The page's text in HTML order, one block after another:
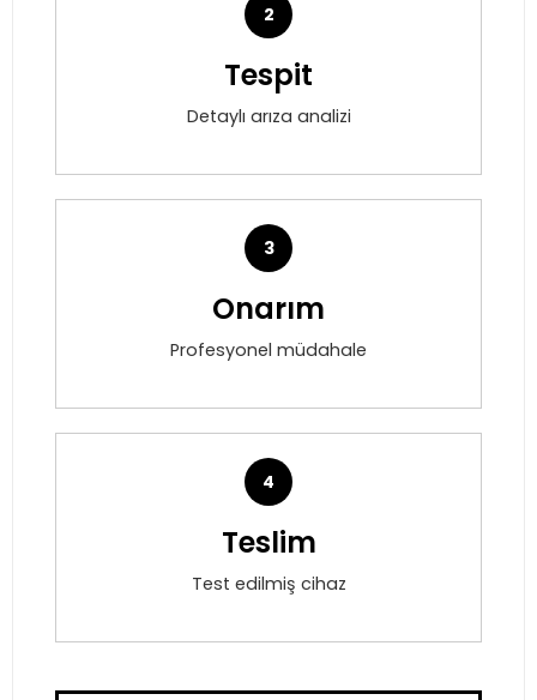
2
Tespit
Detaylı arıza analizi
3
Onarım
Profesyonel müdahale
4
Teslim
Test edilmiş cihaz